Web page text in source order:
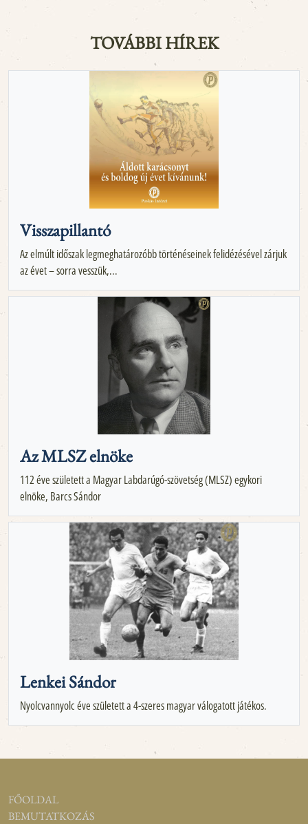
TOVÁBBI HÍREK
Visszapillantó
Az elmúlt időszak legmeghatározóbb történéseinek felidézésével zárjuk
az évet – sorra vesszük,...
Az MLSZ elnöke
112 éve született a Magyar Labdarúgó-szövetség (MLSZ) egykori
elnöke, Barcs Sándor
Lenkei Sándor
Nyolcvannyolc éve született a 4-szeres magyar válogatott játékos.
BEMUTATKOZÁS
FŐOLDAL